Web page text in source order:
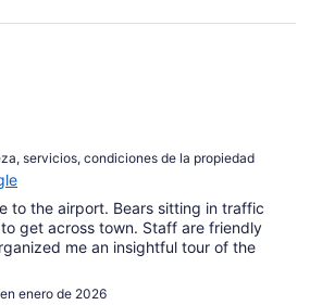
servicios, condiciones de la propiedad
to the airport. Bears sitting in traffic
get across town. Staff are friendly
me an insightful tour of the
enero de 2026